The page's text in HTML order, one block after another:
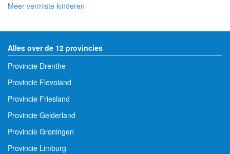
Meer vermiste kinderen
Alles over de 12 provincies
Provincie Drenthe
Provincie Flevoland
Provincie Friesland
Provincie Gelderland
Provincie Groningen
Provincie Limburg